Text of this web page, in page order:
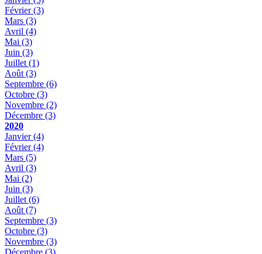
Février(3)
Mars (3)
Avril (4)
Mai (3)
Juin (3)
Juillet (1)
Août (3)
Septembre (6)
Octobre (3)
Novembre (2)
Décembre (3)
2020
Janvier(4)
Février(4)
Mars (5)
Avril (3)
Mai (2)
Juin (3)
Juillet (6)
Août (7)
Septembre (3)
Octobre (3)
Novembre (3)
Décembre (3)